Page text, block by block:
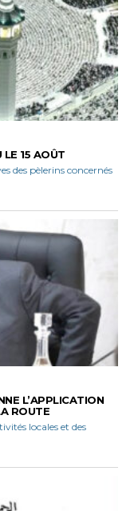
LE 15 AOÛT
des pèlerins concernés
L’APPLICATION
ROUTE